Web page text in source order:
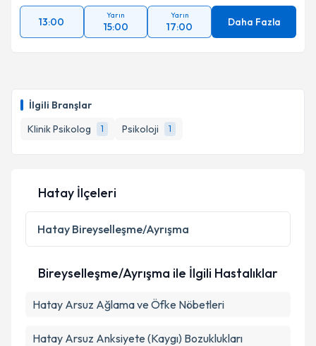
İlgili Branşlar
Klinik Psikolog
1 Psikoloji 1
13:00
Yarın
15:00
Yarın
17:00 Daha Fazla
Hatay İlçeleri
Hatay Bireyselleşme/Ayrışma
Bireyselleşme/Ayrışma ile İlgili Hastalıklar
Hatay Arsuz Ağlama ve Öfke Nöbetleri
Hatay Arsuz Anksiyete (Kaygı) Bozuklukları